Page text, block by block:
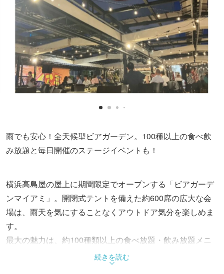
雨でも安心！全天候型ビアガーデン。100種以上の食べ飲
み放題と毎日開催のステージイベントも！
横浜高島屋の屋上に期間限定でオープンする「ビアガーデ
ンマイアミ」。開閉式テントを備えた約600席の広大な会
場は、雨天を気にすることなくアウトドア気分を楽しめま
す。
最大の魅力は、約100種類以上の食べ放題・飲み放題メニ
ュー。マルチグリドルで自分好みに調理できるBBQスタイ
ルのほか、今年は新しく肉や野菜を自由に組み合わせる
続きを読む